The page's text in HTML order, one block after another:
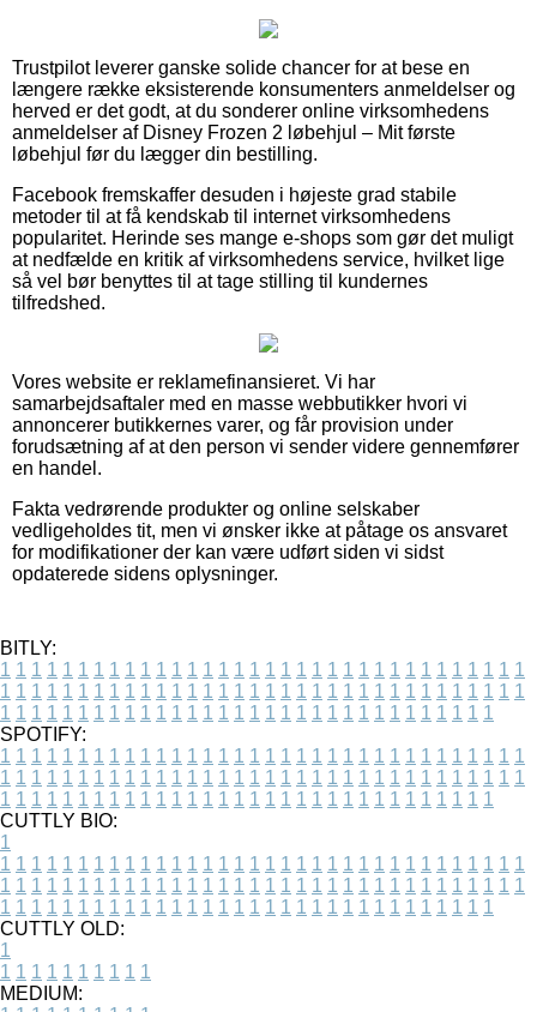
Trustpilot leverer ganske solide chancer for at bese en
længere række eksisterende konsumenters anmeldelser og
herved er det godt, at du sonderer online virksomhedens
anmeldelser af Disney Frozen 2 løbehjul – Mit første
løbehjul før du lægger din bestilling.
Facebook fremskaffer desuden i højeste grad stabile
metoder til at få kendskab til internet virksomhedens
popularitet. Herinde ses mange e-shops som gør det muligt
at nedfælde en kritik af virksomhedens service, hvilket lige
så vel bør benyttes til at tage stilling til kundernes
tilfredshed.
Vores website er reklamefinansieret. Vi har
samarbejdsaftaler med en masse webbutikker hvori vi
annoncerer butikkernes varer, og får provision under
forudsætning af at den person vi sender videre gennemfører
en handel.
Fakta vedrørende produkter og online selskaber
vedligeholdes tit, men vi ønsker ikke at påtage os ansvaret
for modifikationer der kan være udført siden vi sidst
opdaterede sidens oplysninger.
BITLY:
1 1 1 1 1 1 1 1 1 1 1 1 1 1 1 1 1 1 1 1 1 1 1 1 1 1 1 1 1 1 1 1 1 1
1 1 1 1 1 1 1 1 1 1 1 1 1 1 1 1 1 1 1 1 1 1 1 1 1 1 1 1 1 1 1 1 1 1
1 1 1 1 1 1 1 1 1 1 1 1 1 1 1 1 1 1 1 1 1 1 1 1 1 1 1 1 1 1 1 1
SPOTIFY:
1 1 1 1 1 1 1 1 1 1 1 1 1 1 1 1 1 1 1 1 1 1 1 1 1 1 1 1 1 1 1 1 1 1
1 1 1 1 1 1 1 1 1 1 1 1 1 1 1 1 1 1 1 1 1 1 1 1 1 1 1 1 1 1 1 1 1 1
1 1 1 1 1 1 1 1 1 1 1 1 1 1 1 1 1 1 1 1 1 1 1 1 1 1 1 1 1 1 1 1
CUTTLY BIO:
1
1 1 1 1 1 1 1 1 1 1 1 1 1 1 1 1 1 1 1 1 1 1 1 1 1 1 1 1 1 1 1 1 1 1
1 1 1 1 1 1 1 1 1 1 1 1 1 1 1 1 1 1 1 1 1 1 1 1 1 1 1 1 1 1 1 1 1 1
1 1 1 1 1 1 1 1 1 1 1 1 1 1 1 1 1 1 1 1 1 1 1 1 1 1 1 1 1 1 1 1
CUTTLY OLD:
1
1 1 1 1 1 1 1 1 1 1
MEDIUM: